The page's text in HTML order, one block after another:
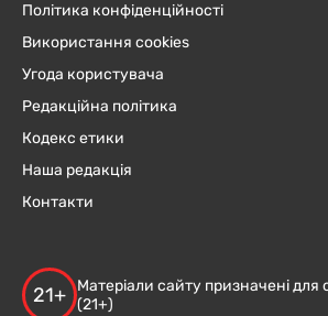
Політика конфіденційності
Використання cookies
Угода користувача
Редакційна політика
Кодекс етики
Наша редакція
Контакти
21+
Матеріали сайту призначені для
(21+)